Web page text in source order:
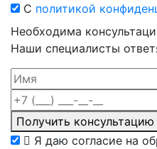
С политикой
Необходима
Наши специалисты
Получить консультацию
Я даю согласие на